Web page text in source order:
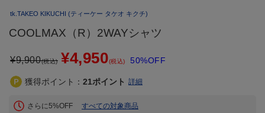
tk.TAKEO KIKUCHI (ティーケー タケオ キクチ)
COOLMAX（R）2WAYシャツ
¥9,900(税込) ¥4,950(税込) 50%OFF
獲得ポイント： 21ポイント 詳細
さらに5%OFF すべての対象商品